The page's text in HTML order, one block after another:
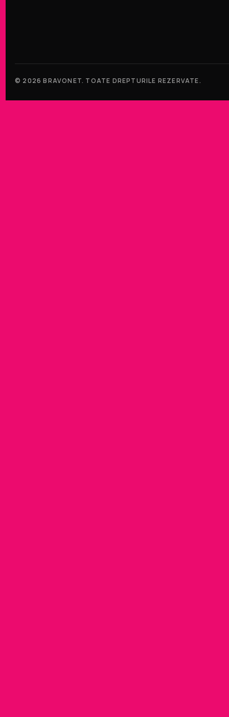
© 2026 BRAVONET. TOATE DREPTURILE REZERVATE.